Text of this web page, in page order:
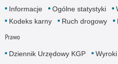
Informacje Ogólne statystyki
Kodeks karny
Ruch drogowy
Prawo
Dziennik Urzędowy KGP